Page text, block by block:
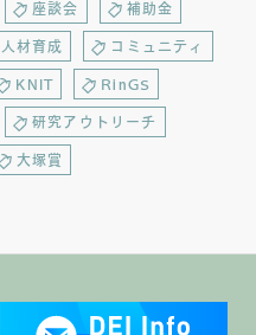
座談会 補助金
人材育成 コミュニティ
KNIT RinGS
研究アウトリーチ
大塚賞